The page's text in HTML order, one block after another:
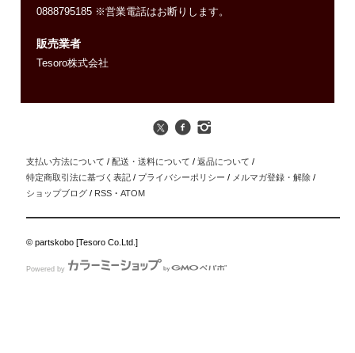
0888795185 ※営業電話はお断りします。
販売業者
Tesoro株式会社
支払い方法について / 配送・送料について / 返品について /
特定商取引法に基づく表記 / プライバシーポリシー / メルマガ登録・解除 /
ショップブログ / RSS ・ATOM
© partskobo [Tesoro Co.Ltd.]
Powered by